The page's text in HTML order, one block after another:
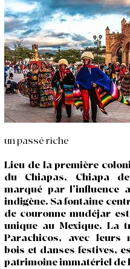
un passé riche
Lieu de la première
du Chiapas, Chiapa
marqué par l’influence
indigène. Sa fontaine
de couronne mudéjar
unique au Mexique. La
Parachicos, avec leurs
bois et danses festives,
patrimoine immatériel de